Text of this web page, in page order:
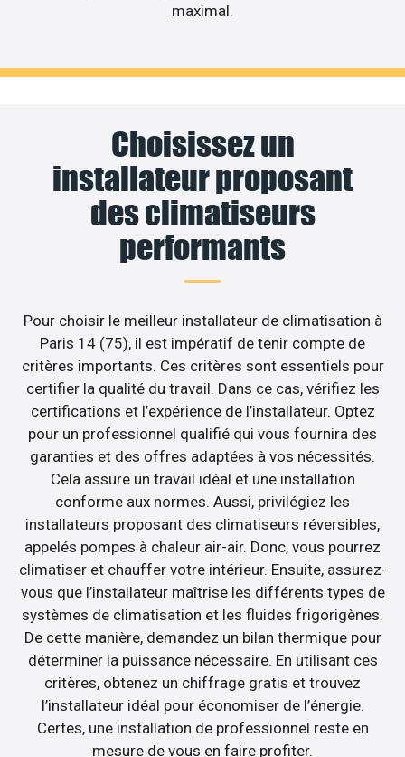
maximal.
Choisissez un
installateur proposant
des climatiseurs
performants
Pour choisir le meilleur installateur de climatisation à
Paris 14 (75), il est impératif de tenir compte de
critères importants. Ces critères sont essentiels pour
certifier la qualité du travail. Dans ce cas, vérifiez les
certifications et l’expérience de l’installateur. Optez
pour un professionnel qualifié qui vous fournira des
garanties et des offres adaptées à vos nécessités.
Cela assure un travail idéal et une installation
conforme aux normes. Aussi, privilégiez les
installateurs proposant des climatiseurs réversibles,
appelés pompes à chaleur air-air. Donc, vous pourrez
climatiser et chauffer votre intérieur. Ensuite, assurez-
vous que l’installateur maîtrise les différents types de
systèmes de climatisation et les fluides frigorigènes.
De cette manière, demandez un bilan thermique pour
déterminer la puissance nécessaire. En utilisant ces
critères, obtenez un chiffrage gratis et trouvez
l’installateur idéal pour économiser de l’énergie.
Certes, une installation de professionnel reste en
mesure de vous en faire profiter.